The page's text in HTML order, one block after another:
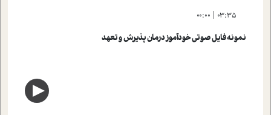
00:00
03:35
نمونه فایل صوتی خودآموز درمان پذیرش و تعهد